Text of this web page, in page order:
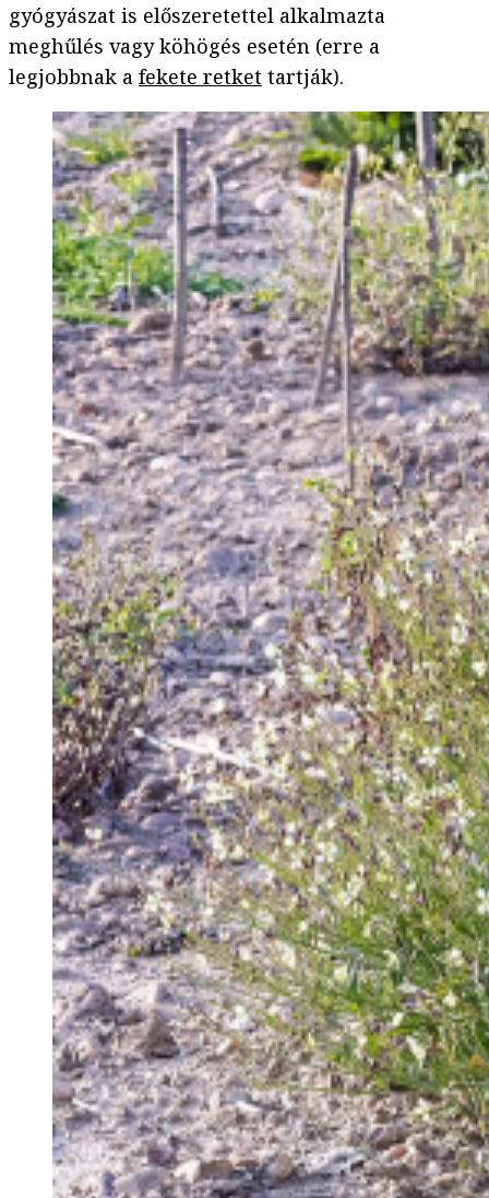
gyógyászat is előszeretettel alkalmazta
meghűlés vagy köhögés esetén (erre a
legjobbnak a fekete retket tartják).